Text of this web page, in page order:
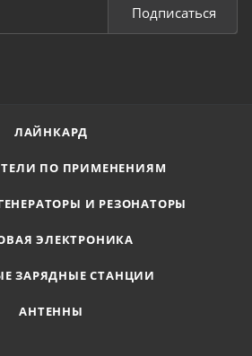
Подписаться
ЛАЙНКАРД
ПО ПРИМЕНЕНИЯМ
И РЕЗОНАТОРЫ
ЭЛЕКТРОНИКА
ЗАРЯДНЫЕ СТАНЦИИ
АНТЕННЫ